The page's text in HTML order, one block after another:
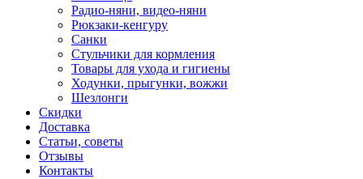
Радио-няни, видео-няни
Рюкзаки-кенгуру
Санки
Стульчики для кормления
Товары для ухода и гигиены
Ходунки, прыгунки, вожжи
Шезлонги
Скидки
Доставка
Статьи, советы
Отзывы
Контакты